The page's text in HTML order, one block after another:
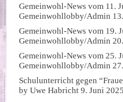
Gemeinwohl-News vom 11.
Gemeinwohllobby/Admin
Gemeinwohl-News vom 19.
Gemeinwohllobby/Admin
Gemeinwohl-News vom 25.
Gemeinwohllobby/Admin
Schulunterricht gegen
byUwe Habricht 9. Juni 2025